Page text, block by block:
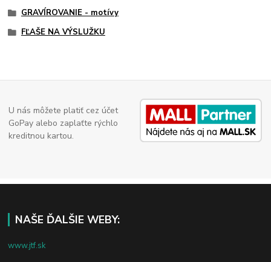
GRAVÍROVANIE - motívy
FĽAŠE NA VÝSLUŽKU
U nás môžete platiť cez účet
GoPay alebo zaplaťte rýchlo
kreditnou kartou.
NAŠE ĎALŠIE WEBY:
www.jtf.sk